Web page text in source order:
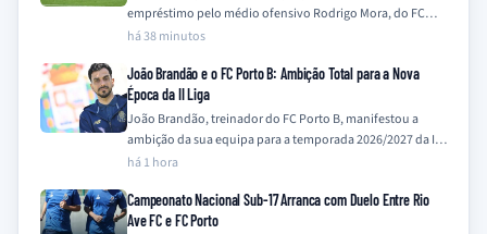
empréstimo pelo médio ofensivo Rodrigo Mora, do FC
Porto, com uma opção de compra,…
há 38 minutos
João Brandão e o FC Porto B: Ambição Total para a Nova
Época da II Liga
João Brandão, treinador do FC Porto B, manifestou a
ambição da sua equipa para a temporada 2026/2027 da II
Liga, prometendo ir…
há 1 hora
Campeonato Nacional Sub-17 Arranca com Duelo Entre Rio
Ave FC e FC Porto